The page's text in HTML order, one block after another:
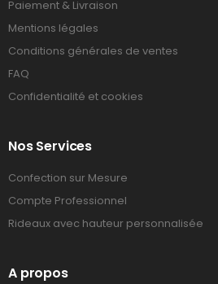
Paiement & Livraison
Mentions légales
Conditions générales de ventes
FAQ
Confidentialité et cookies
Nos Services
Confection sur Mesure
Compte Professionnel
Rideaux avec hauteur personnalisée
A propos